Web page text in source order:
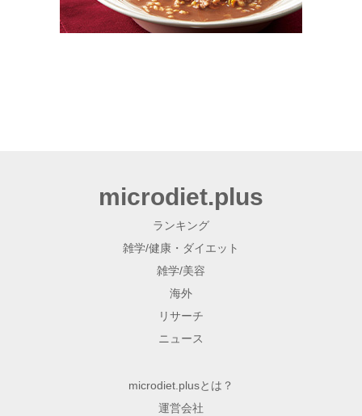
microdiet.plus
ランキング
雑学/健康・ダイエット
雑学/美容
海外
リサーチ
ニュース
microdiet.plusとは？
運営会社